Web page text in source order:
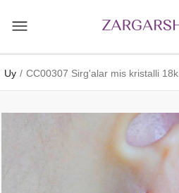
Uy CC00307 Sirg'alar mis kristalli